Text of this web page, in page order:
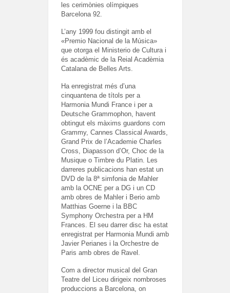
les cerimònies olímpiques
Barcelona 92.
L’any 1999 fou distingit amb el
«Premio Nacional de la Música»
que otorga el Ministerio de Cultura i
és acadèmic de la Reial Acadèmia
Catalana de Belles Arts.
Ha enregistrat més d’una
cinquantena de títols per a
Harmonia Mundi France i per a
Deutsche Grammophon, havent
obtingut els màxims guardons com
Grammy, Cannes Classical Awards,
Grand Prix de l’Academie Charles
Cross, Diapasson d’Or, Choc de la
Musique o Timbre du Platin. Les
darreres publicacions han estat un
DVD de la 8ª simfonia de Mahler
amb la OCNE per a DG i un CD
amb obres de Mahler i Berio amb
Matthias Goerne i la BBC
Symphony Orchestra per a HM
Frances. El seu darrer disc ha estat
enregistrat per Harmonia Mundi amb
Javier Perianes i la Orchestre de
Paris amb obres de Ravel.
Com a director musical del Gran
Teatre del Liceu dirigeix nombroses
produccions a Barcelona, on